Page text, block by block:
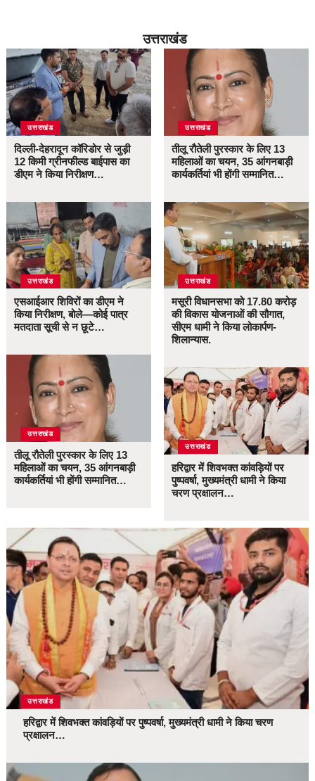
उत्तराखंड
उत्तराखंड
दिल्ली-देहरादून कॉरिडोर से जुड़ी
12 किमी ग्रीनफील्ड बाईपास का
डीएम ने किया निरीक्षण…
उत्तराखंड
एसआईआर शिविरों का डीएम ने
किया निरीक्षण, बोले—कोई पात्र
मतदाता सूची से न छूटे…
उत्तराखंड
तीलू रौतेली पुरस्कार के लिए 13
महिलाओं का चयन, 35 आंगनबाड़ी
कार्यकर्तियां भी होंगी सम्मानित…
उत्तराखंड
तीलू रौतेली पुरस्कार के लिए 13
महिलाओं का चयन, 35 आंगनबाड़ी
कार्यकर्तियां भी होंगी सम्मानित…
उत्तराखंड
मसूरी विधानसभा को 17.80 करोड़
की विकास योजनाओं की सौगात,
सीएम धामी ने किया लोकार्पण-
शिलान्यास.
उत्तराखंड
हरिद्वार में शिवभक्त कांवड़ियों पर
पुष्पवर्षा, मुख्यमंत्री धामी ने किया
चरण प्रक्षालन…
उत्तराखंड
हरिद्वार में शिवभक्त कांवड़ियों पर पुष्पवर्षा, मुख्यमंत्री धामी ने किया चरण
प्रक्षालन…